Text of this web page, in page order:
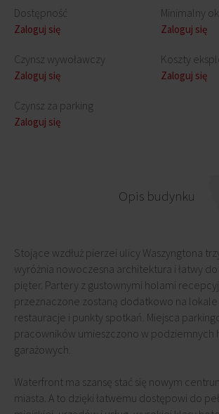
Dostępność
Zaloguj się
Czynsz wywoławczy
Zaloguj się
Czynsz za parking
Zaloguj się
Minimalny
Zaloguj się
Koszty
Zaloguj się
Opis budynku
Stojące wzdłuż pierzei ulicy Waszyngtona
wyróżnia nowoczesna architektura i łatwy
pięter. Partery z gustownymi holami
przeznaczone zostaną dodatkowo na lokale
restauracje i punkty spotkań. Miejsca
pracowników umieszczono w podziemnych
garażowych.
Waterfront ma szansę stać się nowym
miasta. A to dzięki łatwemu dostępowi do